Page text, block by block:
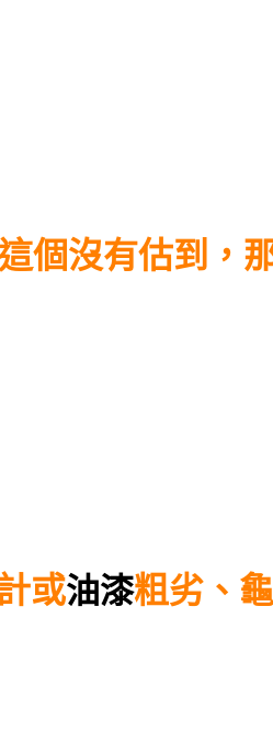
個沒有估到，
或油漆粗劣、